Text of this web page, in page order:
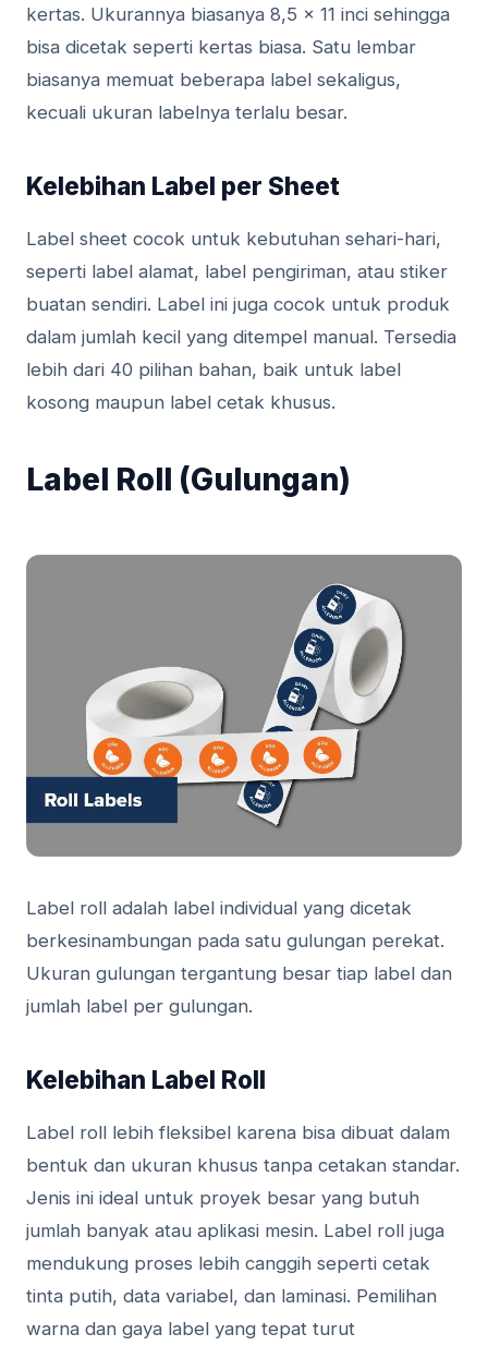
kertas. Ukurannya biasanya 8,5 x 11 inci sehingga
bisa dicetak seperti kertas biasa. Satu lembar
biasanya memuat beberapa label sekaligus,
kecuali ukuran labelnya terlalu besar.
Kelebihan Label per Sheet
Label sheet cocok untuk kebutuhan sehari-hari,
seperti label alamat, label pengiriman, atau stiker
buatan sendiri. Label ini juga cocok untuk produk
dalam jumlah kecil yang ditempel manual. Tersedia
lebih dari 40 pilihan bahan, baik untuk label
kosong maupun label cetak khusus.
Label Roll (Gulungan)
Label roll adalah label individual yang dicetak
berkesinambungan pada satu gulungan perekat.
Ukuran gulungan tergantung besar tiap label dan
jumlah label per gulungan.
Kelebihan Label Roll
Label roll lebih fleksibel karena bisa dibuat dalam
bentuk dan ukuran khusus tanpa cetakan standar.
Jenis ini ideal untuk proyek besar yang butuh
jumlah banyak atau aplikasi mesin. Label roll juga
mendukung proses lebih canggih seperti cetak
tinta putih, data variabel, dan laminasi. Pemilihan
warna dan gaya label yang tepat turut